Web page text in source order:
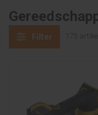
Filter 175